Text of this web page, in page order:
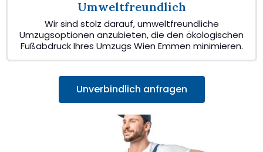
Umweltfreundlich
Wir sind stolz darauf, umweltfreundliche
Umzugsoptionen anzubieten, die den ökologischen
Fußabdruck Ihres Umzugs Wien Emmen minimieren.
Unverbindlich anfragen